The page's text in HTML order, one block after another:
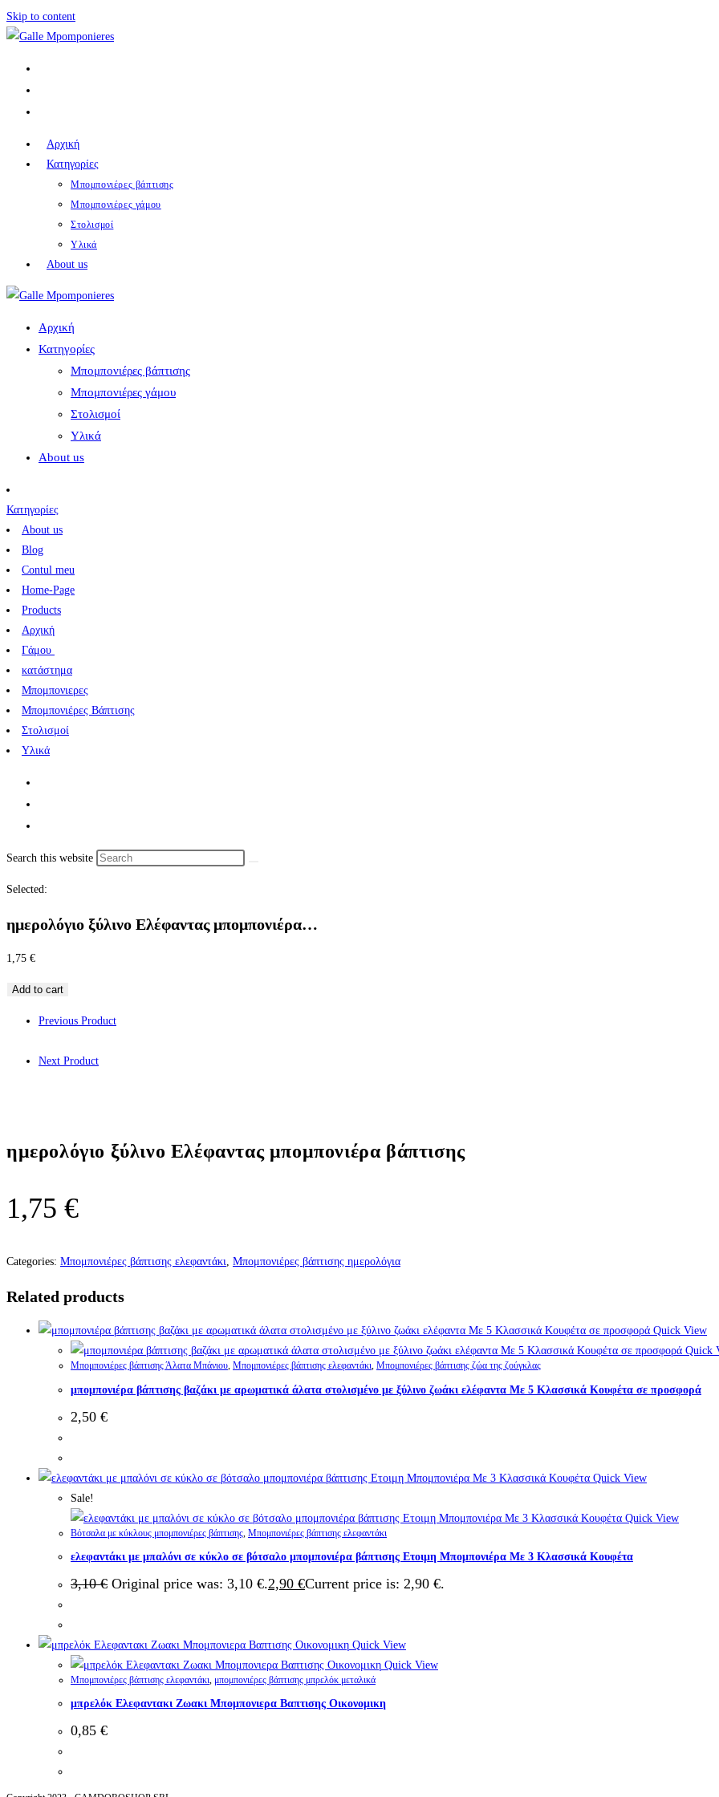
Skip to content
Αρχική
Κατηγορίες
Μπομπονιέρες βάπτισης
Μπομπονιέρες γάμου
Στολισμοί
Υλικά
About us
Αρχική
Κατηγορίες
Μπομπονιέρες βάπτισης
Μπομπονιέρες γάμου
Στολισμοί
Υλικά
About us
Κατηγορίες
About us
Blog
Contul meu
Home-Page
Products
Αρχική
Γάμου
κατάστημα
Μπομπονιερες
Μπομπονιέρες Βάπτισης
Στολισμοί
Υλικά
Search this website
Selected:
ημερολόγιο ξύλινο Ελέφαντας μπομπονιέρα…
1,75 €
Add to cart
Previous Product
Next Product
ημερολόγιο ξύλινο Ελέφαντας μπομπονιέρα βάπτισης
1,75 €
Categories: Μπομπονιέρες βάπτισης ελεφαντάκι, Μπομπονιέρες βάπτισης ημερολόγια
Related products
Quick View
Quick
Μπομπονιέρες βάπτισης Άλατα Μπάνιου, Μπομπονιέρες βάπτισης ελεφαντάκι, Μπομπονιέρες βάπτισης ζώα της ζούγκλας
μπομπονιέρα βάπτισης βαζάκι με αρωματικά άλατα στολισμένο με ξύλινο ζωάκι ελέφαντα Με 5 Κλασσικά Κουφέτα σε προσφορά
2,50 €
Quick View
Sale!
Quick View
Βότσαλα με κύκλους μπομπονιέρες βάπτισης Μπομπονιέρες βάπτισης ελεφαντάκι
ελεφαντάκι με μπαλόνι σε κύκλο σε βότσαλο μπομπονιέρα βάπτισης Ετοιμη Μπομπονιέρα Με 3 Κλασσικά Κουφέτα
3,10€ Original price was: 3,10 €.2,90 €Current price is: 2,90 €.
Quick View
Quick View
Μπομπονιέρες βάπτισης ελεφαντάκι μπομπονιέρες βάπτισης μπρελόκ μεταλικά
μπρελόκ Ελεφαντακι Ζωακι Μπομπονιερα Βαπτισης Οικονομικη
0,85 €